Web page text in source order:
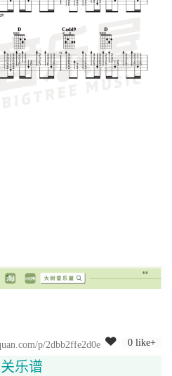
p/2dbb2ffe2d0e
0 like+
乐谱